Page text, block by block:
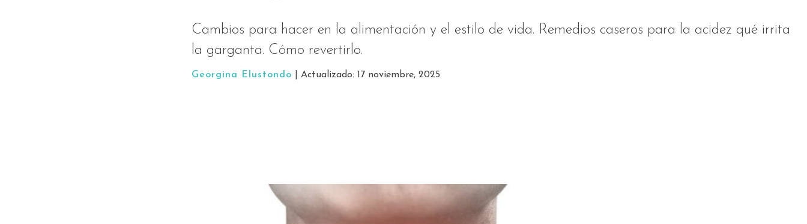
Cambios para hacer en la alimentación y el estilo de vida. Remedios caseros para la acidez qué irrita
la garganta. Cómo revertirlo.
Georgina Elustondo | Actualizado: 17 noviembre, 2025